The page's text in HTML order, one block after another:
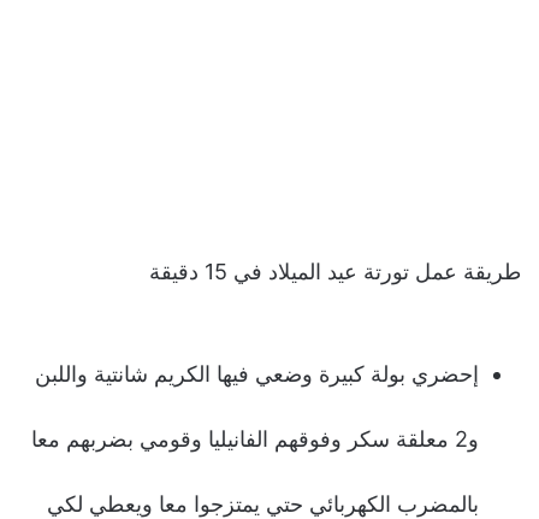
طريقة عمل تورتة عيد الميلاد في 15 دقيقة
إحضري بولة كبيرة وضعي فيها الكريم شانتية واللبن
و2 معلقة سكر وفوقهم الفانيليا وقومي بضربهم معا
بالمضرب الكهربائي حتي يمتزجوا معا ويعطي لكي